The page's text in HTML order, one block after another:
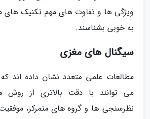
ویژگی ها و تفاوت های مهم تکنیک های
به خوبی بشناسند.
سیگنال های مغزی
مطالعات علمی متعدد نشان داده اند
می توانند با دقت بالاتری از
نظرسنجی ها و گروه های متمرکز،